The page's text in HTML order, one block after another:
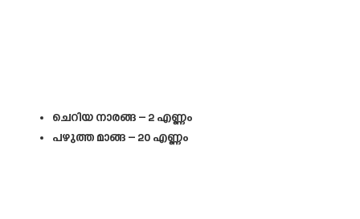
ചെറിയ നാരങ്ങ – 2 എണ്ണം
പഴുത്ത മാങ്ങ – 20 എണ്ണം